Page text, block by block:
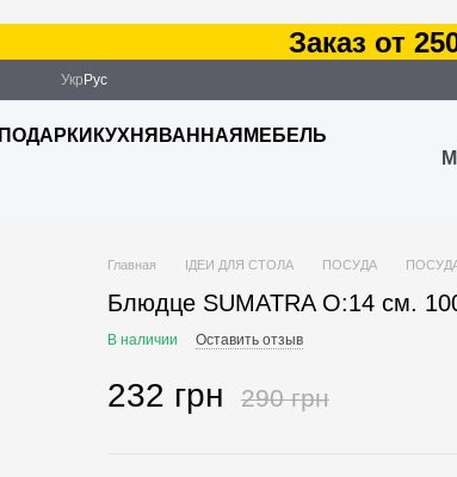
Заказ от
Укр Рус
ПОДАРКИ КУХНЯ ВАННАЯ МЕБЕЛЬ
Главная ІДЕИ ДЛЯ СТОЛА ПОСУДА
Блюдце SUMATRA O:14 см.
В наличии Оставить отзыв
232 грн 290 грн